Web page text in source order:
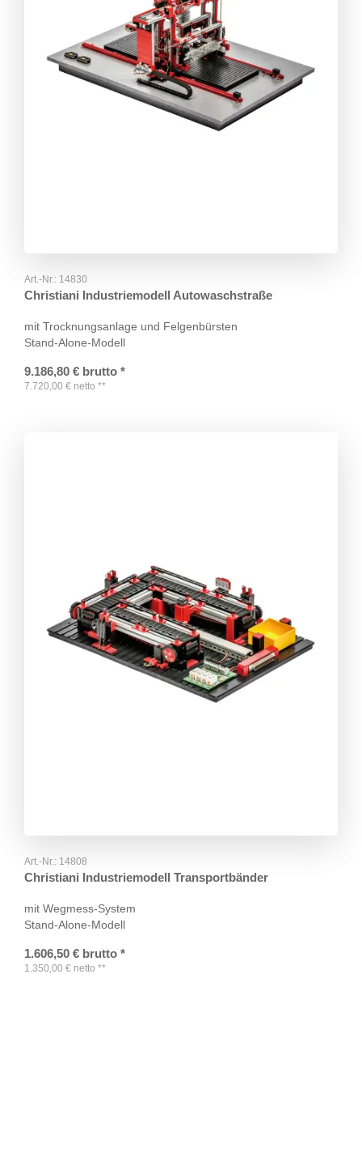
Art.-Nr.: 14830
Christiani Industriemodell Autowaschstraße
mit Trocknungsanlage und Felgenbürsten
Stand-Alone-Modell
9.186,80 € brutto *
7.720,00 € netto **
Art.-Nr.: 14808
Christiani Industriemodell Transportbänder
mit Wegmess-System
Stand-Alone-Modell
1.606,50 € brutto *
1.350,00 € netto **